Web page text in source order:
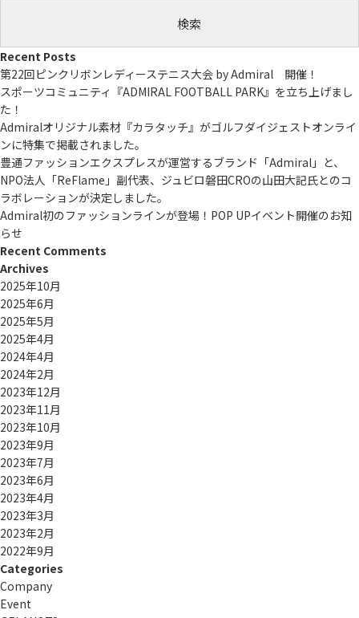
Recent Posts
第22回ピンクリボンレディーステニス大会 by Admiral 開催！
スポーツコミュニティ『ADMIRAL FOOTBALL PARK』を立ち上げまし
た！
Admiralオリジナル素材『カラタッチ』がゴルフダイジェストオンライ
ンに特集で掲載されました。
豊通ファッションエクスプレスが運営するブランド「Admiral」と、
NPO法人「ReFlame」副代表、ジュビロ磐田CROの山田大記氏とのコ
ラボレーションが決定しました。
Admiral初のファッションラインが登場！POP UPイベント開催のお知
らせ
Recent Comments
Archives
2025年10月
2025年6月
2025年5月
2025年4月
2024年4月
2024年2月
2023年12月
2023年11月
2023年10月
2023年9月
2023年7月
2023年6月
2023年4月
2023年3月
2023年2月
2022年9月
Categories
Company
Event